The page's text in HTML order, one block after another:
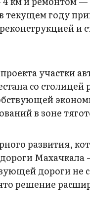
году
участки
со
в зоне
развития,
дороги не
решение